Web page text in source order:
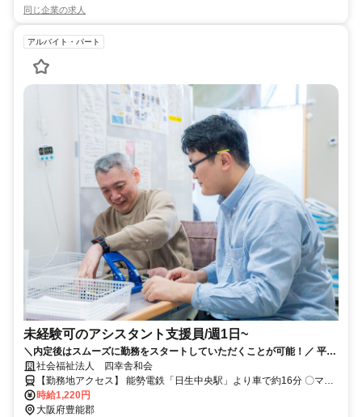
同じ企業の求人
アルバイト・パート
未経験可のアシスタント支援員/週1日~
＼内定後はスムーズに勤務をスタートしていただくことが可能！／ 平日
のみで週1日～OK＊夜勤なし＊基本定時退社＊サポート体制充実＊
社会福祉法人 四幸舎和会
【勤務地アクセス】 能勢電鉄「日生中央駅」より車で約16分 〇マイ
カー・車通勤OK
時給1,220円
大阪府豊能郡